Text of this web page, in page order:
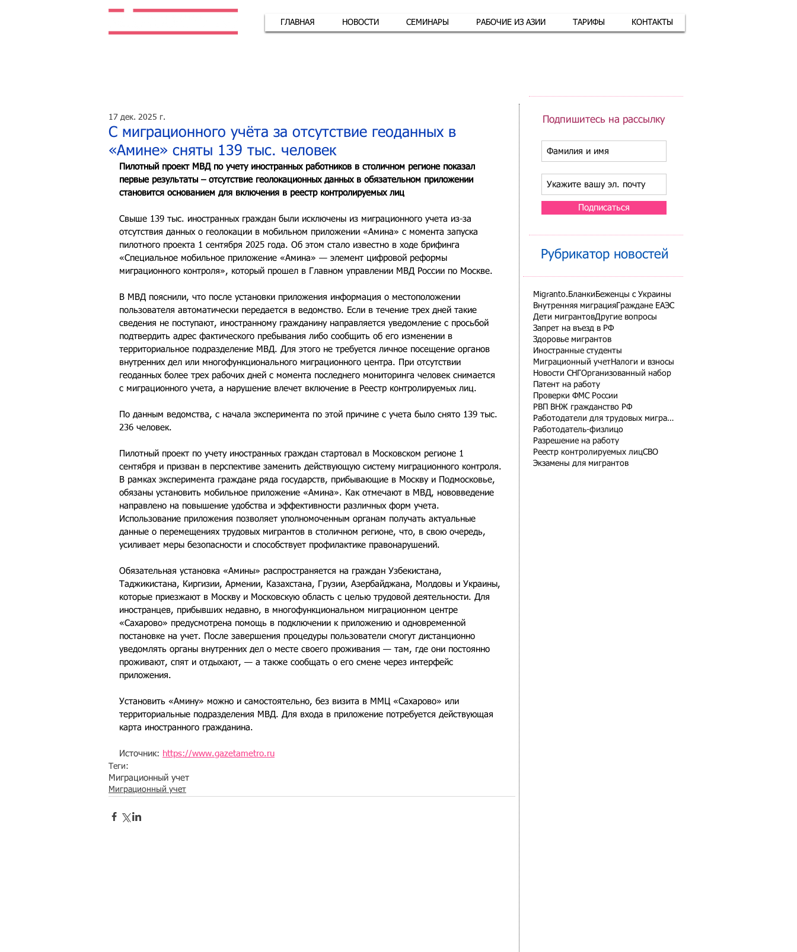
ГЛАВНАЯ НОВОСТИ СЕМИНАРЫ РАБОЧИЕ ИЗ АЗИИ ТАРИФЫ КОНТАКТЫ
С миграционного учёта за отсутствие геоданных в
«Амине» сняты 139 тыс. человек
17 дек. 2025 г.
Пилотный проект МВД по учету иностранных работников в столичном регионе показал
первые результаты – отсутствие геолокационных данных в обязательном приложении
становится основанием для включения в реестр контролируемых лиц
Свыше 139 тыс. иностранных граждан были исключены из миграционного учета из-за
отсутствия данных о геолокации в мобильном приложении «Амина» с момента запуска
пилотного проекта 1 сентября 2025 года. Об этом стало известно в ходе брифинга
«Специальное мобильное приложение «Амина» — элемент цифровой реформы
миграционного контроля», который прошел в Главном управлении МВД России по Москве.
В МВД пояснили, что после установки приложения информация о местоположении
пользователя автоматически передается в ведомство. Если в течение трех дней такие
сведения не поступают, иностранному гражданину направляется уведомление с просьбой
подтвердить адрес фактического пребывания либо сообщить об его изменении в
территориальное подразделение МВД. Для этого не требуется личное посещение органов
внутренних дел или многофункционального миграционного центра. При отсутствии
геоданных более трех рабочих дней с момента последнего мониторинга человек снимается
с миграционного учета, а нарушение влечет включение в Реестр контролируемых лиц.
По данным ведомства, с начала эксперимента по этой причине с учета было снято 139 тыс.
236 человек.
Пилотный проект по учету иностранных граждан стартовал в Московском регионе 1
сентября и призван в перспективе заменить действующую систему миграционного контроля.
В рамках эксперимента граждане ряда государств, прибывающие в Москву и Подмосковье,
обязаны установить мобильное приложение «Амина». Как отмечают в МВД, нововведение
направлено на повышение удобства и эффективности различных форм учета.
Использование приложения позволяет уполномоченным органам получать актуальные
данные о перемещениях трудовых мигрантов в столичном регионе, что, в свою очередь,
усиливает меры безопасности и способствует профилактике правонарушений.
Обязательная установка «Амины» распространяется на граждан Узбекистана,
Таджикистана, Киргизии, Армении, Казахстана, Грузии, Азербайджана, Молдовы и Украины,
которые приезжают в Москву и Московскую область с целью трудовой деятельности. Для
иностранцев, прибывших недавно, в многофункциональном миграционном центре
«Сахарово» предусмотрена помощь в подключении к приложению и одновременной
постановке на учет. После завершения процедуры пользователи смогут дистанционно
уведомлять органы внутренних дел о месте своего проживания — там, где они постоянно
проживают, спят и отдыхают, — а также сообщать о его смене через интерфейс
приложения.
Установить «Амину» можно и самостоятельно, без визита в ММЦ «Сахарово» или
территориальные подразделения МВД. Для входа в приложение потребуется действующая
карта иностранного гражданина.
Источник: https://www.gazetametro.ru
Теги:
Миграционный учет
Миграционный учет
Подпишитесь на рассылку
Подписаться
Рубрикатор новостей
Migranto.Бланки Беженцы с Украины
Внутренняя миграция Граждане ЕАЭС
Дети мигрантовДругие вопросы
Запрет на въезд в РФ
Здоровье мигрантов
Иностранные студенты
Миграционный учетНалоги и взносы
Новости СНГ Организованный набор
Патент на работу
Проверки ФМС России
РВП ВНЖ гражданство РФ
Работодатели для трудовых мигрантов
Работодатель-физлицо
Разрешение на работу
Реестр контролируемых лицСВО
Экзамены для мигрантов